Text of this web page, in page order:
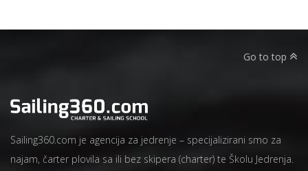
Go to top
Sailing360.com je agencija za jedrenje – specijalizirani smo za
najam, čarter plovila sa ili bez skipera (charter) te Školu Jedrenja.